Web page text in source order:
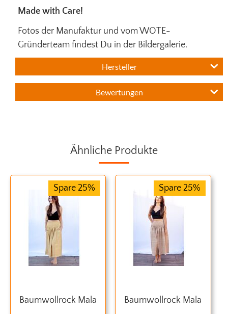
Made with Care!
Fotos der Manufaktur und vom WOTE-
Gründerteam findest Du in der Bildergalerie.
Hersteller
Bewertungen
Ähnliche Produkte
Spare 25%
Baumwollrock Mala
Spare 25%
Baumwollrock Mala